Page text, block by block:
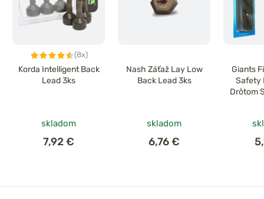
(8x)
Korda Intelligent Back
Lead 3ks
skladom
7,92 €
Nash Záťaž Lay Low
Back Lead 3ks
skladom
6,76 €
Giants
Safety
Drôtom